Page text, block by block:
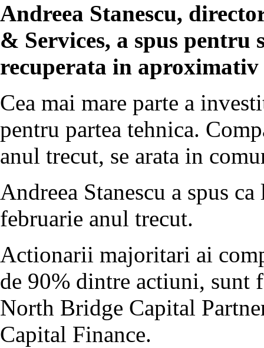
Andreea Stanescu,
& Services, a spus
recuperata in
Cea mai mare parte a
pentru partea tehnica.
anul trecut, se arata in
Andreea Stanescu a spus
februarie anul trecut.
Actionarii majoritari ai
de 90% dintre actiuni,
North Bridge Capital
Capital Finance.